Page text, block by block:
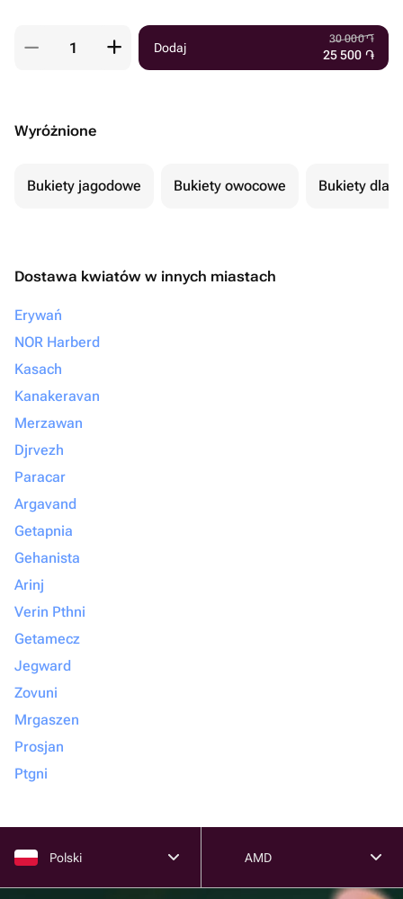
Dodaj
30 000֏
25 500 ֏
Wyróżnione
Bukiety jagodowe Bukiety owocowe Bukiety dla
Dostawa kwiatów w innych miastach
Erywań
NOR Harberd
Kasach
Kanakeravan
Merzawan
Djrvezh
Paracar
Argavand
Getapnia
Gehanista
Arinj
Verin Pthni
Getamecz
Jegward
Zovuni
Mrgaszen
Prosjan
Ptgni
Polski AMD